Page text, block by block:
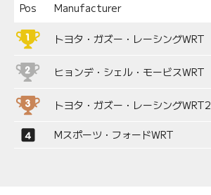
Pos Manufacturer
トヨタ・ガズー・レーシングWRT
ヒョンデ・シェル・モービスWRT
トヨタ・ガズー・レーシングWRT2
Mスポーツ・フォードWRT